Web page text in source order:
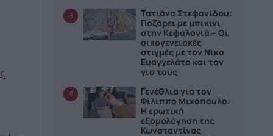
3
Τατιάνα Στεφανίδου:
Ποζάρει με μπικίνι
στην Κεφαλονιά – Οι
οικογενειακές
στιγμές με τον Νίκο
Ευαγγελάτο και τον
γιο τους
4
Γενέθλια για τον
Φίλιππο Μιχόπουλο:
Η ερωτική
εξομολόγηση της
Κωνσταντίνας